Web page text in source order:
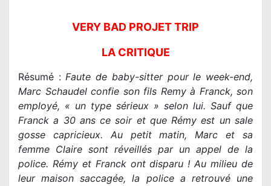
VERY BAD PROJET TRIP
LA CRITIQUE
Résumé :Faute de baby-sitter pour le week-end,
Marc Schaudel confie son fils Remy à Franck, son
employé, « un type sérieux » selon lui. Sauf que
Franck a 30 ans ce soir et que Rémy est un sale
gosse capricieux. Au petit matin, Marc et sa
femme Claire sont réveillés par un appel de la
police. Rémy et Franck ont disparu ! Au milieu de
leur maison saccagée, la police a retrouvé une